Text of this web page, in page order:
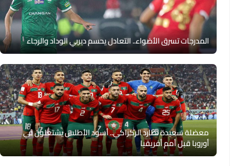
المدرجات تسرق الأضواء.. التعادل يحسم ديربي الوداد والرجاء
معضلة سعيدة تطارد الركراكي.. أسود الأطلس يشتعلون في
أوروبا قبل أمم أفريقيا